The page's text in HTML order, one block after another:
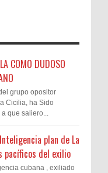
COMO DUDOSO
grupo opositor
Cicilia, ha Sido
que saliero...
plan de La
pacíficos del exilio
cubana , exiliado